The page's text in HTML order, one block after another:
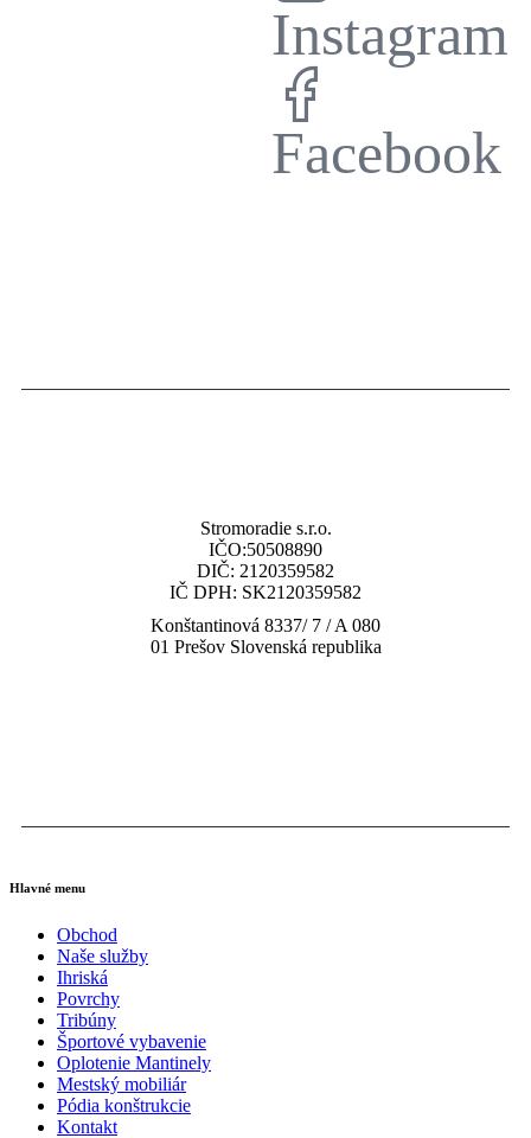
Instagram
Facebook
Stromoradie s.r.o.
IČO:50508890
DIČ: 2120359582
IČ DPH: SK2120359582
Konštantinová 8337/ 7 / A 080
01 Prešov Slovenská republika
Hlavné menu
Obchod
Naše služby
Ihriská
Povrchy
Tribúny
Športové vybavenie
Oplotenie Mantinely
Mestský mobiliár
Pódia konštrukcie
Kontakt